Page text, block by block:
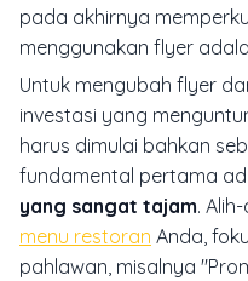
pada akhirnya
menggunakan flyer
Untuk mengubah flyer
investasi yang
harus dimulai bahkan
fundamental pertama
yang sangat tajam.
menu restoran Anda,
pahlawan, misalnya